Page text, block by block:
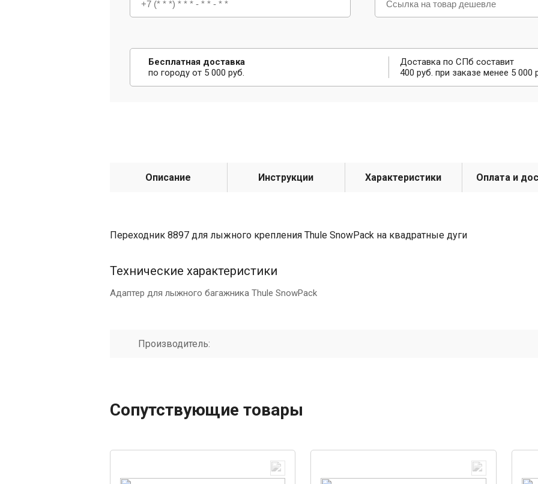
Бесплатная доставка
по городу от 5 000 руб.
Доставка по СПб составит
400 руб. при заказе менее 5 000
Описание Инструкции Характеристики Оплата и
Переходник 8897 для лыжного крепления Thule SnowPack на квадратные дуги
Технические характеристики
Адаптер для лыжного багажника Thule SnowPack
Производитель:
Сопутствующие товары